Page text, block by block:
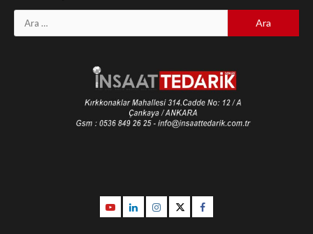
Arama:
YoutubeLinkedinİnstagram
TwitterFacebook